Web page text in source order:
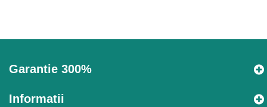
Garantie 300%
Informatii